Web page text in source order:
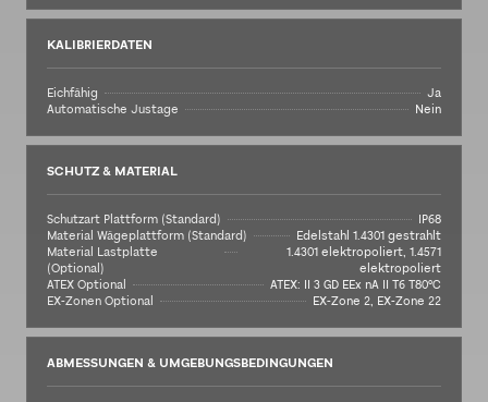
KALIBRIERDATEN
Eichfähig
Ja
Automatische Justage
Nein
SCHUTZ & MATERIAL
Schutzart Plattform (Standard)
IP68
Material Wägeplattform (Standard)
Edelstahl 1.4301 gestrahlt
Material Lastplatte
(Optional)
1.4301 elektropoliert, 1.4571
elektropoliert
ATEX Optional
ATEX: II 3 GD EEx nA II T6 T80°C
EX-Zonen Optional
EX-Zone 2, EX-Zone 22
ABMESSUNGEN & UMGEBUNGSBEDINGUNGEN